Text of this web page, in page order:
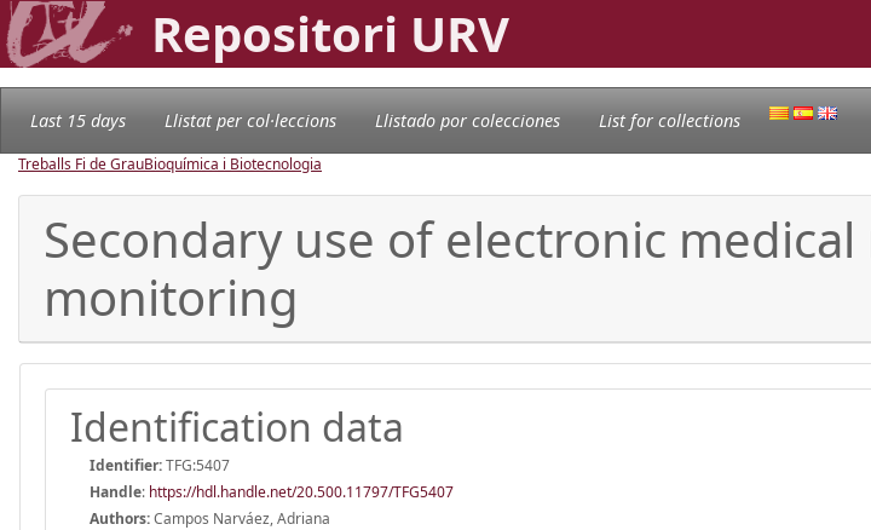
Repositori URV
Last 15 days Llistat per col·leccions Llistado por colecciones List for collections
Treballs Fi de GrauBioquímica i Biotecnologia
Secondary use of electronic
monitoring
Identification data
Identifier:TFG:5407
Handle: https://hdl.handle.net/20.500.11797/TFG5407
Authors:Campos Narváez, Adriana